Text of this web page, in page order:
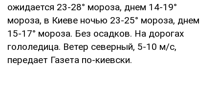
ожидается 23-28° мороза, днем 14-19°
мороза, в Киеве ночью 23-25° мороза, днем
15-17° мороза. Без осадков. На дорогах
гололедица. Ветер северный, 5-10 м/с,
передает Газета по-киевски.